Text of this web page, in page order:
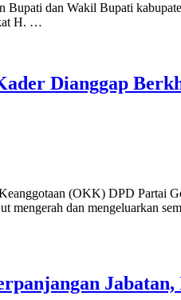
Bupati dan Wakil Bupati
H. …
Dianggap
(OKK) DPD Partai
dan mengeluarkan
Jabatan,